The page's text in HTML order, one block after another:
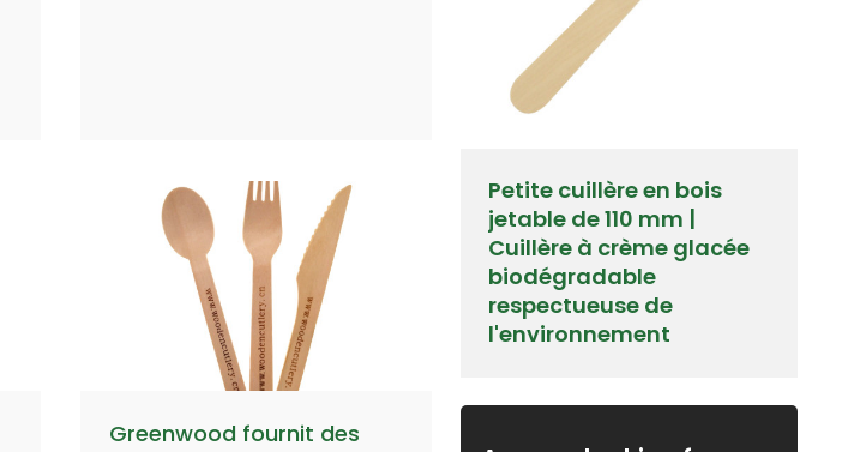
Greenwood fournit des
Petite cuillère en bois
jetable de 110 mm |
Cuillère à crème glacée
biodégradable
respectueuse de
l'environnement